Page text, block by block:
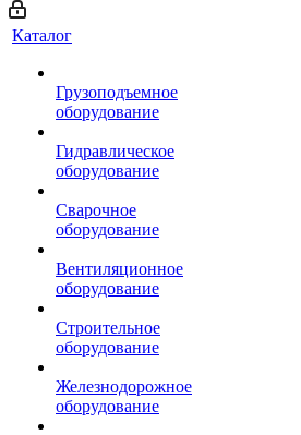
Каталог
Грузоподъемное
оборудование
Гидравлическое
оборудование
Сварочное
оборудование
Вентиляционное
оборудование
Строительное
оборудование
Железнодорожное
оборудование